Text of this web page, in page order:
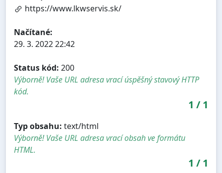
https://www.lkwservis.sk/
Načítané:
29. 3. 2022 22:42
Status kód: 200
Výborně! Vaše URL adresa vrací úspěšný stavový HTTP
kód.
1 / 1
Typ obsahu: text/html
Výborně! Vaše URL adresa vrací obsah ve formátu
HTML.
1 / 1